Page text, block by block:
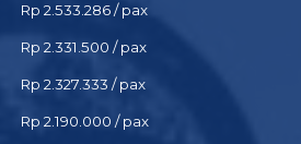
Rp 2.533.286 / pax
Rp 2.331.500 / pax
Rp 2.327.333 / pax
Rp 2.190.000 / pax